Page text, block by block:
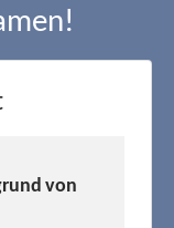
von